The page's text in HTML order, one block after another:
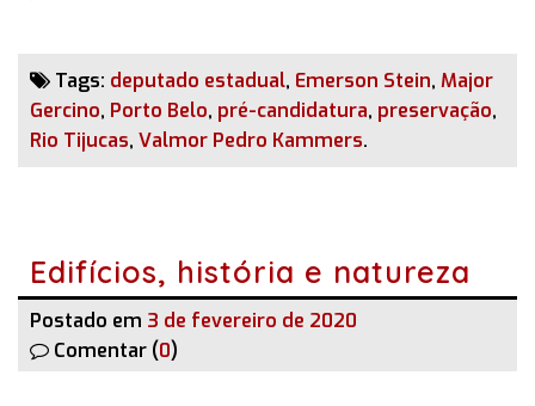
Tags: deputado estadual, Emerson Stein, Major
Gercino, Porto Belo, pré-candidatura, preservação,
Rio Tijucas, Valmor Pedro Kammers.
Edifícios, história e natureza
Postado em 3 de fevereiro de 2020
Comentar (0)